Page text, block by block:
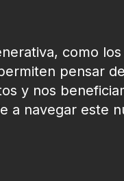
como los
pensar
y nos
a navegar este